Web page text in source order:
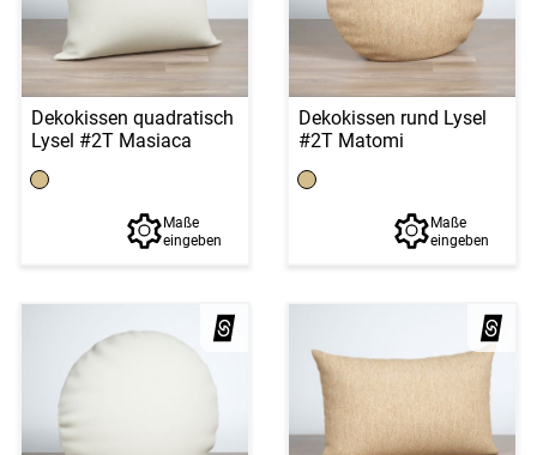
Dekokissen quadratisch
Lysel #2T Masiaca
Maße
eingeben
Dekokissen rund Lysel
#2T Matomi
Maße
eingeben